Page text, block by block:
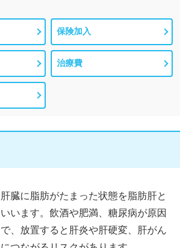
保険加入
治療費
肝臓に脂肪がたまった状態を脂肪肝と
いいます。飲酒や肥満、糖尿病が原因
で、放置すると肝炎や肝硬変、肝がん